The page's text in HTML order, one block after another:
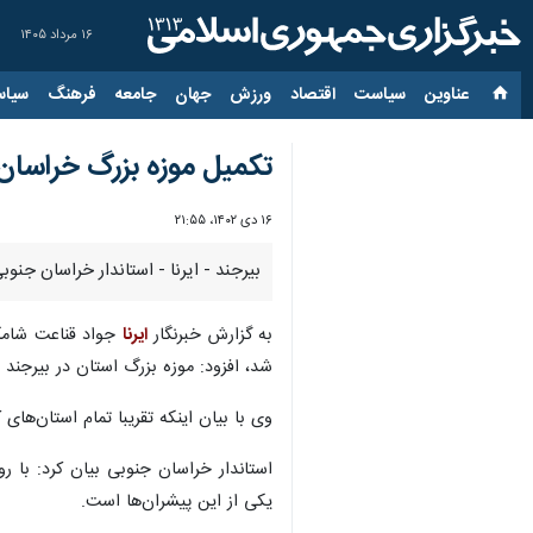
۱۶ مرداد ۱۴۰۵
عناوین‌ سیاست اقتصاد ورزش جهان جامعه فرهنگ
تکمیل موزه بزرگ خراسان
۱۶ دی ۱۴۰۲، ۲۱:۵۵